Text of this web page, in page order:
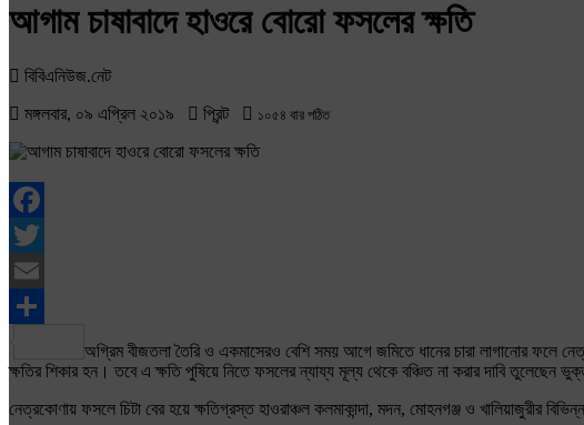
আগাম চাষাবাদে হাওরে বোরো ফসলের ক্ষতি
বিবিএনিউজ.নেট
মঙ্গলবার, ০৯ এপ্রিল ২০১৯
প্রিন্ট ১০৫৪ বার পঠিত
Facebook
Twitter
Email
Share
অগ্রিম বীজতলা তৈরি ও একমাসেরও বেশি সময় আগে জমিতে ধানের চারা লাগানোর ফলে
ক্ষতির শিকার হন। তবে এ ক্ষতি পুষিয়ে নিতে ফসলের ন্যায্য মূল্য থেকে বঞ্চিত না করার দাবি তুলেছেন
নেত্রকোণায় ফসলে চিটা বের হয়ে ক্ষতিগ্রস্ত হাওরাঞ্চল কলমাকান্দা, মদন, মোহনগঞ্জ ও খালিয়াজুরীর